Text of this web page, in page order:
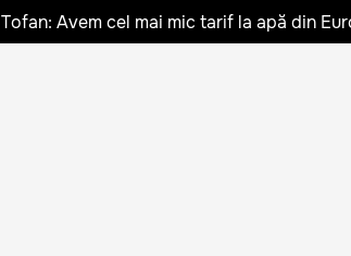
Tofan: Avem cel mai mic tarif la apă din